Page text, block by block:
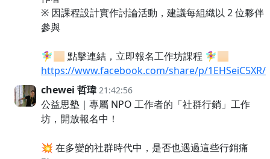
※ 因課程設計實作討論活動，建議每組織以 2 位夥伴
參與
🧚‍♀️🏻 點擊連結，立即報名工作坊課程 🧚‍♀️🏻
https://www.facebook.com/share/p/1EHSeiC5XR/
chewei 哲瑋 21:42:56
公益思塾｜專屬 NPO 工作者的「社群行銷」工作
坊，開放報名中！
💥 在多變的社群時代中，是否也遇過這些行銷痛